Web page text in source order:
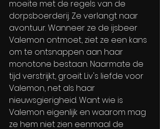
moeite met de regels van de
dorpsboerderij. Ze verlangt naar
avontuur. Wanneer ze de ijsbeer
Valemon ontmoet, ziet ze een kans
om te ontsnappen aan haar
monotone bestaan. Naarmate de
tijd verstrijkt, groeit Liv's liefde voor
Valemon, net als haar
nieuwsgierigheid. Want wie is
Valemon eigenlijk en waarom mag
ze hem niet zien eenmaal de